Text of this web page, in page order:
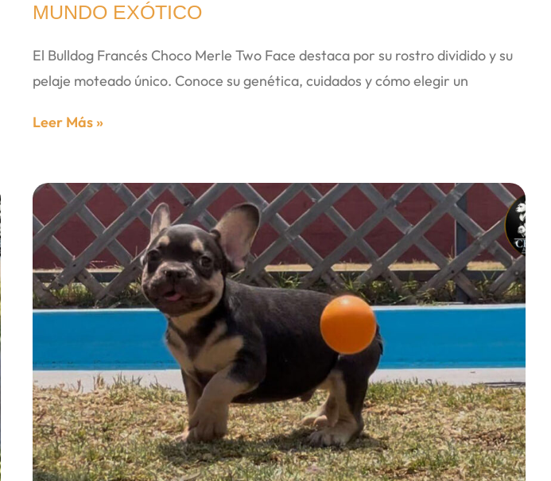
MUNDO EXÓTICO
El Bulldog Francés Choco Merle Two Face destaca por su rostro dividido y su
pelaje moteado único. Conoce su genética, cuidados y cómo elegir un
Leer Más »